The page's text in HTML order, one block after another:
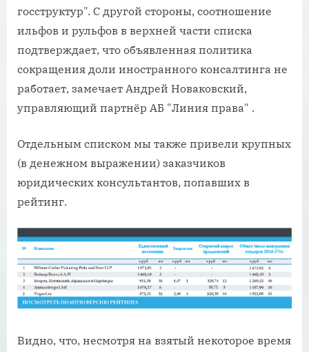
госструктур". С другой стороны, соотношение
ильфов и рульфов в верхней части списка
подтверждает, что объявленная политика
сокращения доли иностранного консалтинга не
работает, замечает Андрей Новаковский,
управляющий партнёр АБ "Линия права" .
Отдельным списком мы также привели крупных
(в денежном выражении) заказчиков
юридических консультантов, попавших в
рейтинг.
Видно, что, несмотря на взятый некоторое время